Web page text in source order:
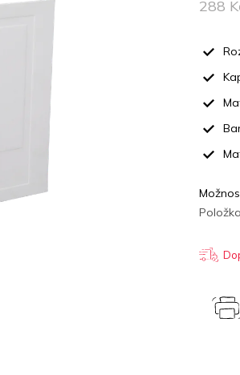
z
288
cena: